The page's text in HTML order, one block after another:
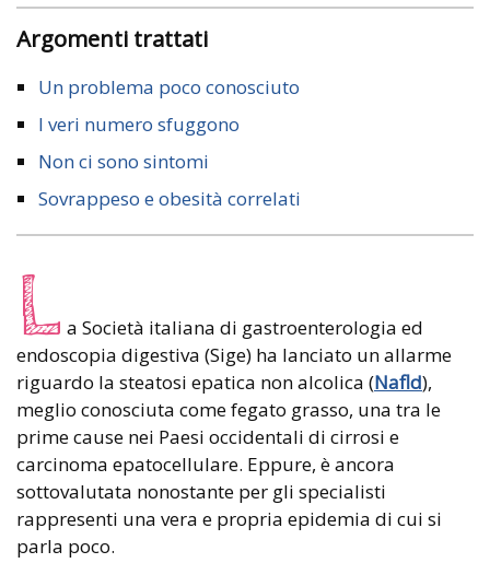
Argomenti trattati
Un problema poco conosciuto
I veri numero sfuggono
Non ci sono sintomi
Sovrappeso e obesità correlati
L a Società italiana di gastroenterologia ed
endoscopia digestiva (Sige) ha lanciato un allarme
riguardo la steatosi epatica non alcolica (Nafld),
meglio conosciuta come fegato grasso, una tra le
prime cause nei Paesi occidentali di cirrosi e
carcinoma epatocellulare. Eppure, è ancora
sottovalutata nonostante per gli specialisti
rappresenti una vera e propria epidemia di cui si
parla poco.